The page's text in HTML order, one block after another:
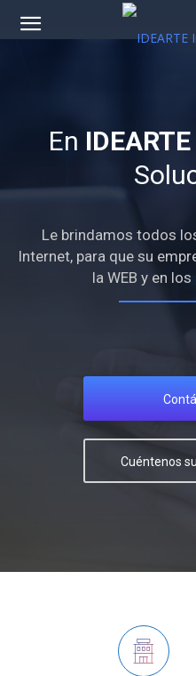
En IDEARTE
Le brindamos todos
Internet, para que su
la WEB y en
Cuéntenos